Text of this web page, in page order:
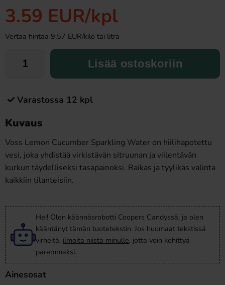
3.59 EUR/kpl
Vertaa hintaa 9.57 EUR/kilo tai litra
Lisää ostoskoriin
Varastossa 12 kpl
Kuvaus
Voss Lemon Cucumber Sparkling Water on hiilihapotettu
vesi, joka yhdistää virkistävän sitruunan ja viilentävän
kurkun täydelliseksi tasapainoksi. Raikas ja tyylikäs valinta
kaikkiin tilanteisiin.​
Hei! Olen käännösrobotti Coopers Candyssä, ja olen
kääntänyt tämän tuotetekstin. Jos huomaat tekstissä
virheitä, ilmoita niistä minulle, jotta voin kehittyä
paremmaksi.
Ainesosat